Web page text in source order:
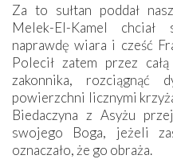
Za to sułtan poddał
Melek-El-Kamel
naprawdę wiara i cześć
Polecił zatem przez
zakonnika, rozciągnąć
powierzchni licznymi
Biedaczyna z Asyżu
swojego Boga, jeżeli
oznaczało, że go obraża.